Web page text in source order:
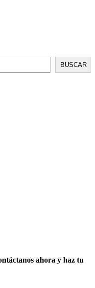
BUSCAR
ahora y haz tu